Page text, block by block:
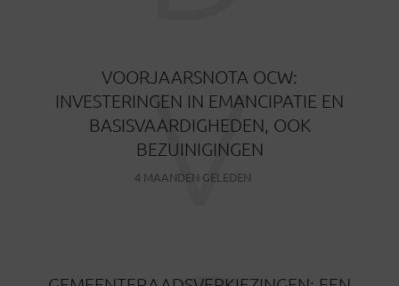
VOORJAARSNOTA OCW:
INVESTERINGEN IN EMANCIPATIE EN
BASISVAARDIGHEDEN, OOK
BEZUINIGINGEN
4 MAANDEN GELEDEN
V